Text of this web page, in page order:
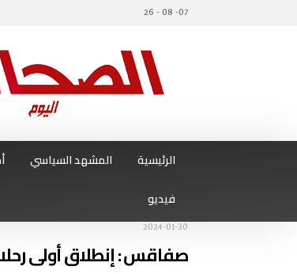
07- 08 - 26
الرئيسية المشهد السياسي
فيديو
2024-01-30
صفاقس : إنطلاق أولى